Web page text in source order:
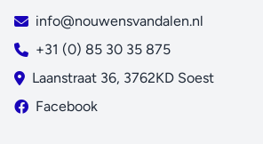
info@nouwensvandalen.nl
+31 (0) 85 30 35 875
Laanstraat 36, 3762KD Soest
Facebook